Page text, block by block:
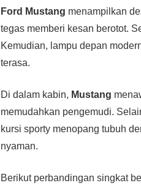
Ford Mustang menampilkan
tegas memberi kesan berotot.
Kemudian, lampu depan
terasa.
Di dalam kabin, Mustang
memudahkan pengemudi.
kursi sporty menopang tubuh
nyaman.
Berikut perbandingan singkat